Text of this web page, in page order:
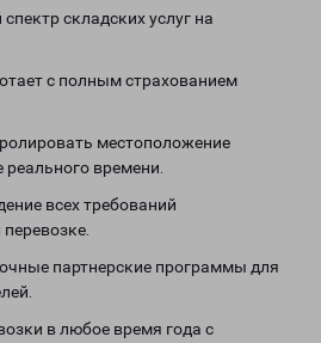
складских услуг на
с полным страхованием
местоположение
времени.
всех требований
партнерские программы для
в любое время года с